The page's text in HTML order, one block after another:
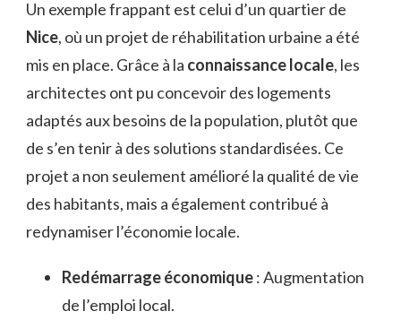
Un exemple frappant est celui d’un quartier de
Nice, où un projet de réhabilitation urbaine a été
mis en place. Grâce à la connaissance locale, les
architectes ont pu concevoir des logements
adaptés aux besoins de la population, plutôt que
de s’en tenir à des solutions standardisées. Ce
projet a non seulement amélioré la qualité de vie
des habitants, mais a également contribué à
redynamiser l’économie locale.
Redémarrage économique: Augmentation
de l’emploi local.